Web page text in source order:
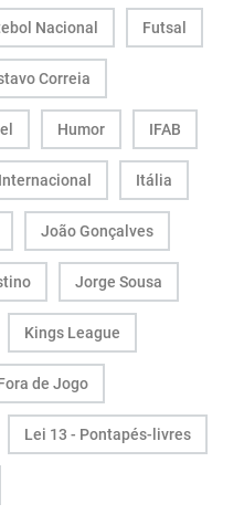
Nacional Futsal
Correia
Humor IFAB
Internacional Itália
João Gonçalves
Jorge Sousa
Kings League
de Jogo
Lei 13 - Pontapés-livres